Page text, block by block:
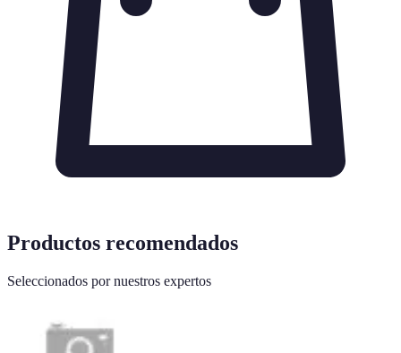
Productos recomendados
Seleccionados por nuestros expertos